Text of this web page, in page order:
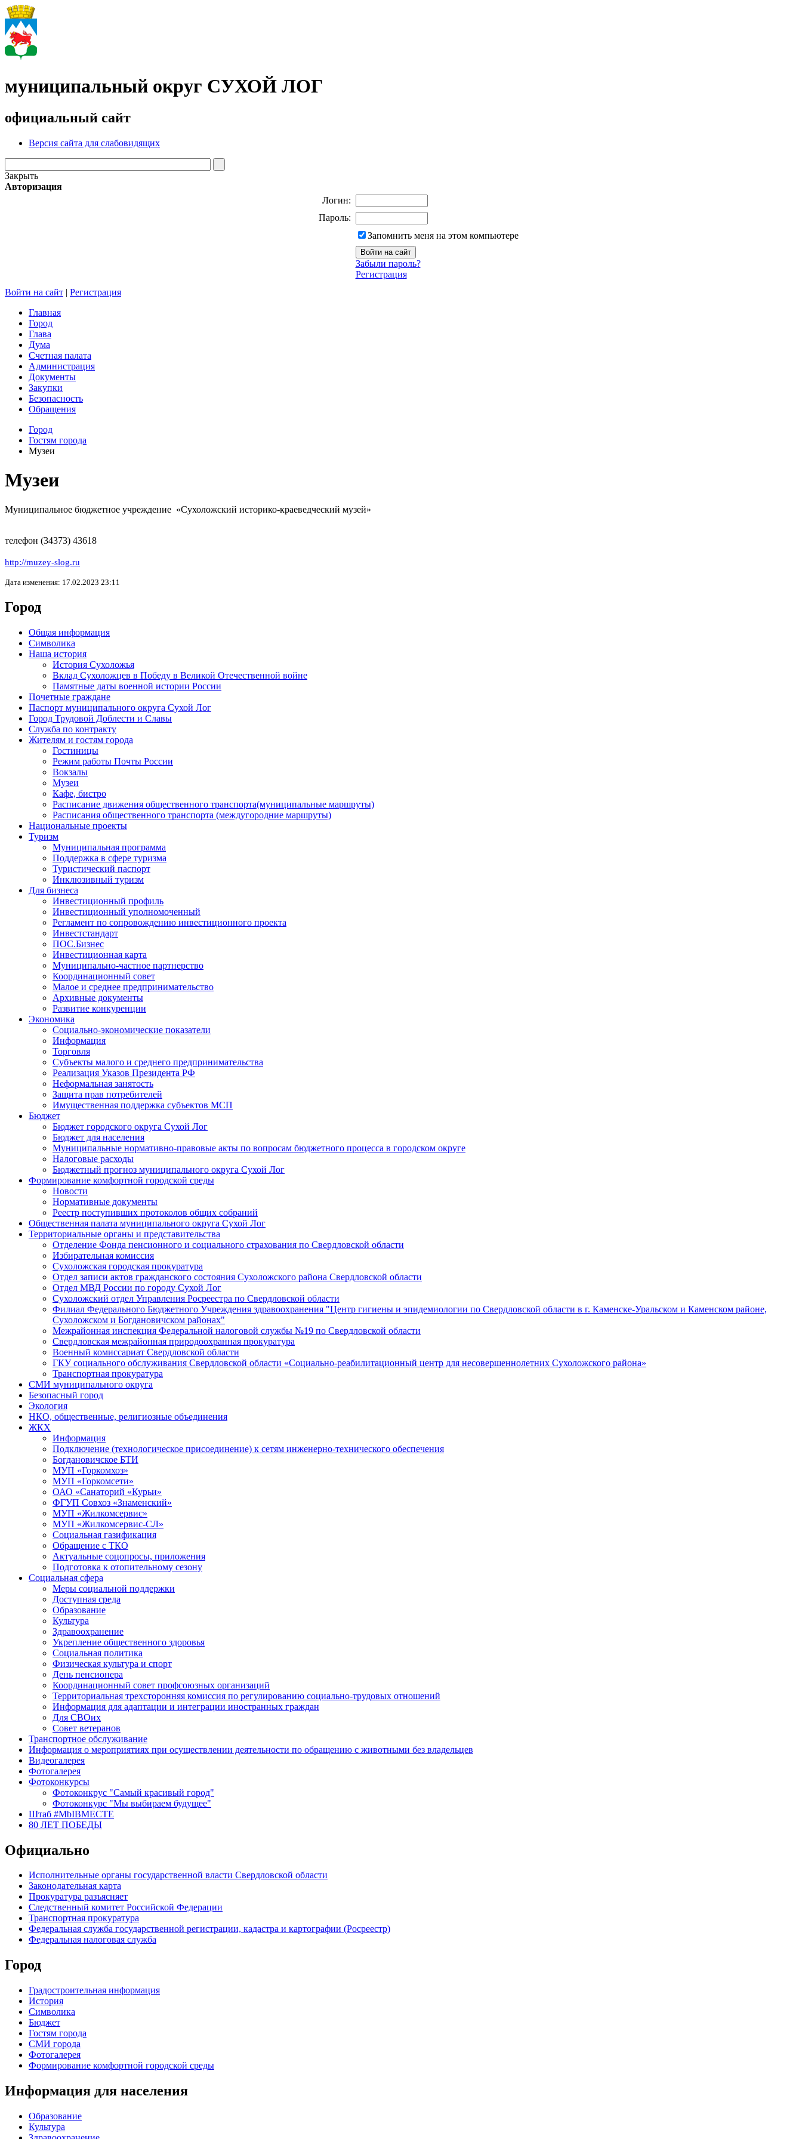
муниципальный округ СУХОЙ ЛОГ
официальный сайт
Версия сайта для слабовидящих
Закрыть
Авторизация
Логин:
Пароль:
Запомнить меня на этом компьютере
Забыли пароль?
Регистрация
Войти на сайт | Регистрация
Главная
Город
Глава
Дума
Счетная палата
Администрация
Документы
Закупки
Безопасность
Обращения
Город
Гостям города
Музеи
Музеи
Муниципальное бюджетное учреждение «Сухоложский историко-краеведческий музей»
телефон (34373) 43618
http://muzey-slog.ru
Дата изменения: 17.02.2023 23:11
Город
Общая информация
Символика
Наша история
История Сухоложья
Вклад Сухоложцев в Победу в Великой Отечественной войне
Памятные даты военной истории России
Почетные граждане
Паспорт муниципального округа Сухой Лог
Город Трудовой Доблести и Славы
Служба по контракту
Жителям и гостям города
Гостиницы
Режим работы Почты России
Вокзалы
Музеи
Кафе, бистро
Расписание движения общественного транспорта(муниципальные маршруты)
Расписания общественного транспорта (междугородние маршруты)
Национальные проекты
Туризм
Муниципальная программа
Поддержка в сфере туризма
Туристический паспорт
Инклюзивный туризм
Для бизнеса
Инвестиционный профиль
Инвестиционный уполномоченный
Регламент по сопровождению инвестиционного проекта
Инвестстандарт
ПОС.Бизнес
Инвестиционная карта
Муниципально-частное партнерство
Координационный совет
Малое и среднее предпринимательство
Архивные документы
Развитие конкуренции
Экономика
Социально-экономические показатели
Информация
Торговля
Субъекты малого и среднего предпринимательства
Реализация Указов Президента РФ
Неформальная занятость
Защита прав потребителей
Имущественная поддержка субъектов МСП
Бюджет
Бюджет городского округа Сухой Лог
Бюджет для населения
Муниципальные нормативно-правовые акты по вопросам бюджетного процесса в городском округе
Налоговые расходы
Бюджетный прогноз муниципального округа Сухой Лог
Формирование комфортной городской среды
Новости
Нормативные документы
Реестр поступивших протоколов общих собраний
Общественная палата муниципального округа Сухой Лог
Территориальные органы и представительства
Отделение Фонда пенсионного и социального страхования по Свердловской области
Избирательная комиссия
Сухоложская городская прокуратура
Отдел записи актов гражданского состояния Сухоложского района Свердловской области
Отдел МВД России по городу Сухой Лог
Сухоложский отдел Управления Росреестра по Свердловской области
Филиал Федерального Бюджетного Учреждения здравоохранения "Центр гигиены и эпидемиологии по Свердловской области в г. Каменске-Уральском и Каменском районе,
Сухоложском и Богдановичском районах"
Межрайонная инспекция Федеральной налоговой службы №19 по Свердловской области
Свердловская межрайонная природоохранная прокуратура
Военный комиссариат Свердловской области
ГКУ социального обслуживания Свердловской области «Социально-реабилитационный центр для несовершеннолетних Сухоложского района»
Транспортная прокуратура
СМИ муниципального округа
Безопасный город
Экология
НКО, общественные, религиозные объединения
ЖКХ
Информация
Подключение (технологическое присоединение) к сетям инженерно-технического обеспечения
Богдановичское БТИ
МУП «Горкомхоз»
МУП «Горкомсети»
ОАО «Санаторий «Курьи»
ФГУП Совхоз «Знаменский»
МУП «Жилкомсервис»
МУП «Жилкомсервис-СЛ»
Социальная газификация
Обращение с ТКО
Актуальные соцопросы, приложения
Подготовка к отопительному сезону
Социальная сфера
Меры социальной поддержки
Доступная среда
Образование
Культура
Здравоохранение
Укрепление общественного здоровья
Социальная политика
Физическая культура и спорт
День пенсионера
Координационный совет профсоюзных организаций
Территориальная трехсторонняя комиссия по регулированию социально-трудовых отношений
Информация для адаптации и интеграции иностранных граждан
Для СВОих
Совет ветеранов
Транспортное обслуживание
Информация о мероприятиях при осуществлении деятельности по обращению с животными без владельцев
Видеогалерея
Фотогалерея
Фотоконкурсы
Фотоконкрус "Самый красивый город"
Фотоконкурс "Мы выбираем будущее"
Штаб #MbIBMECTE
80 ЛЕТ ПОБЕДЫ
Официально
Исполнительные органы государственной власти Свердловской области
Законодательная карта
Прокуратура разъясняет
Следственный комитет Российской Федерации
Транспортная прокуратура
Федеральная служба государственной регистрации, кадастра и картографии (Росреестр)
Федеральная налоговая служба
Город
Градостроительная информация
История
Символика
Бюджет
Гостям города
СМИ города
Фотогалерея
Формирование комфортной городской среды
Информация для населения
Образование
Культура